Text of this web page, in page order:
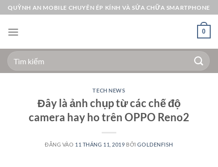
Bỏ
qua
nội
QUỲNH AN MOBILE CHUYÊN ÉP KÍNH VÀ SỬA CHỮA SMARTPHONE
0
Tìm
kiếm:
TECH NEWS
Đây là ảnh chụp từ các chế độ
camera hay ho trên OPPO Reno2
ĐĂNG VÀO 11 THÁNG 11, 2019 BỞIGOLDENFISH